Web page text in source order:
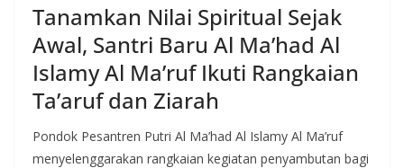
Tanamkan Nilai Spiritual Sejak
Awal, Santri Baru Al Ma’had Al
Islamy Al Ma’ruf Ikuti Rangkaian
Ta’aruf dan Ziarah
Pondok Pesantren Putri Al Ma’had Al Islamy Al Ma’ruf
menyelenggarakan rangkaian kegiatan penyambutan bagi